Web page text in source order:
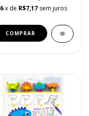
6 x de R$7,17 sem juros